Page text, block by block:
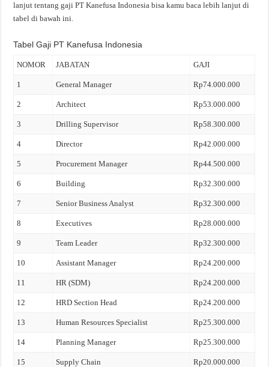
lanjut tentang gaji PT Kanefusa Indonesia bisa kamu baca lebih lanjut di
tabel di bawah ini.
Tabel Gaji PT Kanefusa Indonesia
NOMOR JABATAN GAJI
1 General Manager Rp74.000.000
2 Architect Rp53.000.000
3 Drilling Supervisor Rp58.300.000
4 Director Rp42.000.000
5 Procurement Manager Rp44.500.000
6 Building Rp32.300.000
7 Senior Business Analyst Rp32.300.000
8 Executives Rp28.000.000
9 Team Leader Rp32.300.000
10 Assistant Manager Rp24.200.000
11 HR (SDM) Rp24.200.000
12 HRD Section Head Rp24.200.000
13 Human Resources Specialist Rp25.300.000
14 Planning Manager Rp25.300.000
15 Supply Chain Rp20.000.000